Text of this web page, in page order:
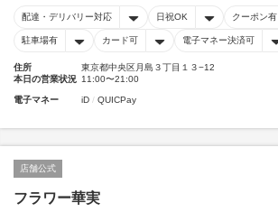
配達・デリバリー対応 日祝OK クーポン有
駐車場有 カード可 電子マネー決済可
住所
東京都中央区月島３丁目１３−12
本日の営業状況 11:00〜21:00
電子マネー iD QUICPay
店舗公式
フラワー華実